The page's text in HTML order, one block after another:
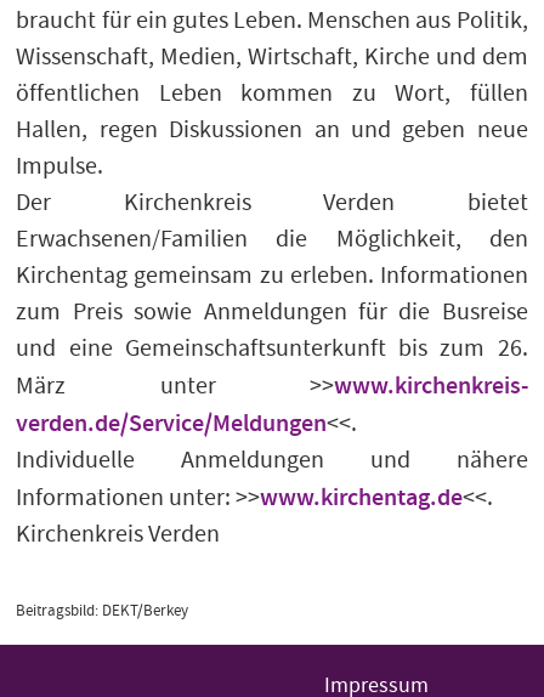
braucht für ein gutes Leben. Menschen aus Politik,
Wissenschaft, Medien, Wirtschaft, Kirche und dem
öffentlichen Leben kommen zu Wort, füllen
Hallen, regen Diskussionen an und geben neue
Impulse.
Der Kirchenkreis Verden bietet
Erwachsenen/Familien die Möglichkeit, den
Kirchentag gemeinsam zu erleben. Informationen
zum Preis sowie Anmeldungen für die Busreise
und eine Gemeinschaftsunterkunft bis zum 26.
März unter >>www.kirchenkreis-
verden.de/Service/Meldungen<<.
Individuelle Anmeldungen und nähere
Informationen unter: >>www.kirchentag.de<<.
Kirchenkreis Verden
Beitragsbild: DEKT/Berkey
Impressum